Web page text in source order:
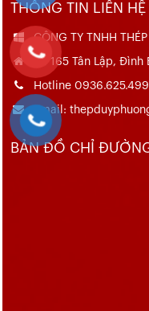
THÔNG TIN LIÊN HỆ
CÔNG TY TNHH
Số 165 Tân Lập, Đình
Hotline
Email:
BẢN ĐỒ CHỈ